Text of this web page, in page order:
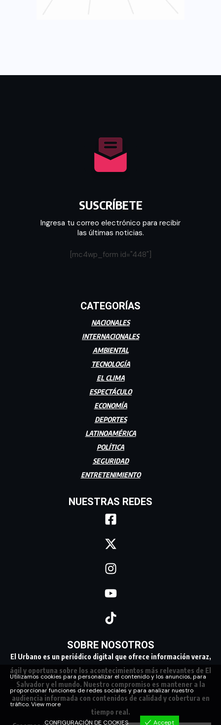
SUSCRÍBETE
Ingresa tu correo electrónico para recibir
las últimas noticias.
[mc4wp_form id="448"]
CATEGORÍAS
NACIONALES
INTERNACIONALES
AMBIENTAL
TECNOLOGÍA
EL CLIMA
ESPECTÁCULO
ECONOMÍA
DEPORTES
LATINOAMÉRICA
POLÍTICA
SEGURIDAD
ENTRETENIMIENTO
NUESTRAS REDES
SOBRE NOSOTROS
El Urbano es un periódico digital que ofrece información veraz,
ágil y oportuna sobre los acontecimientos más relevantes de El
Salvador y el mundo. Nuestro compromiso es mantener a la
audiencia informada con contenidos de calidad y cobertura en
tiempo real.
Utilizamos cookies para personalizar el contenido y los anuncios, para
proporcionar funciones de redes sociales y para analizar nuestro
tráfico.View more
CONFIGURACIÓN DE COOKIES Accept